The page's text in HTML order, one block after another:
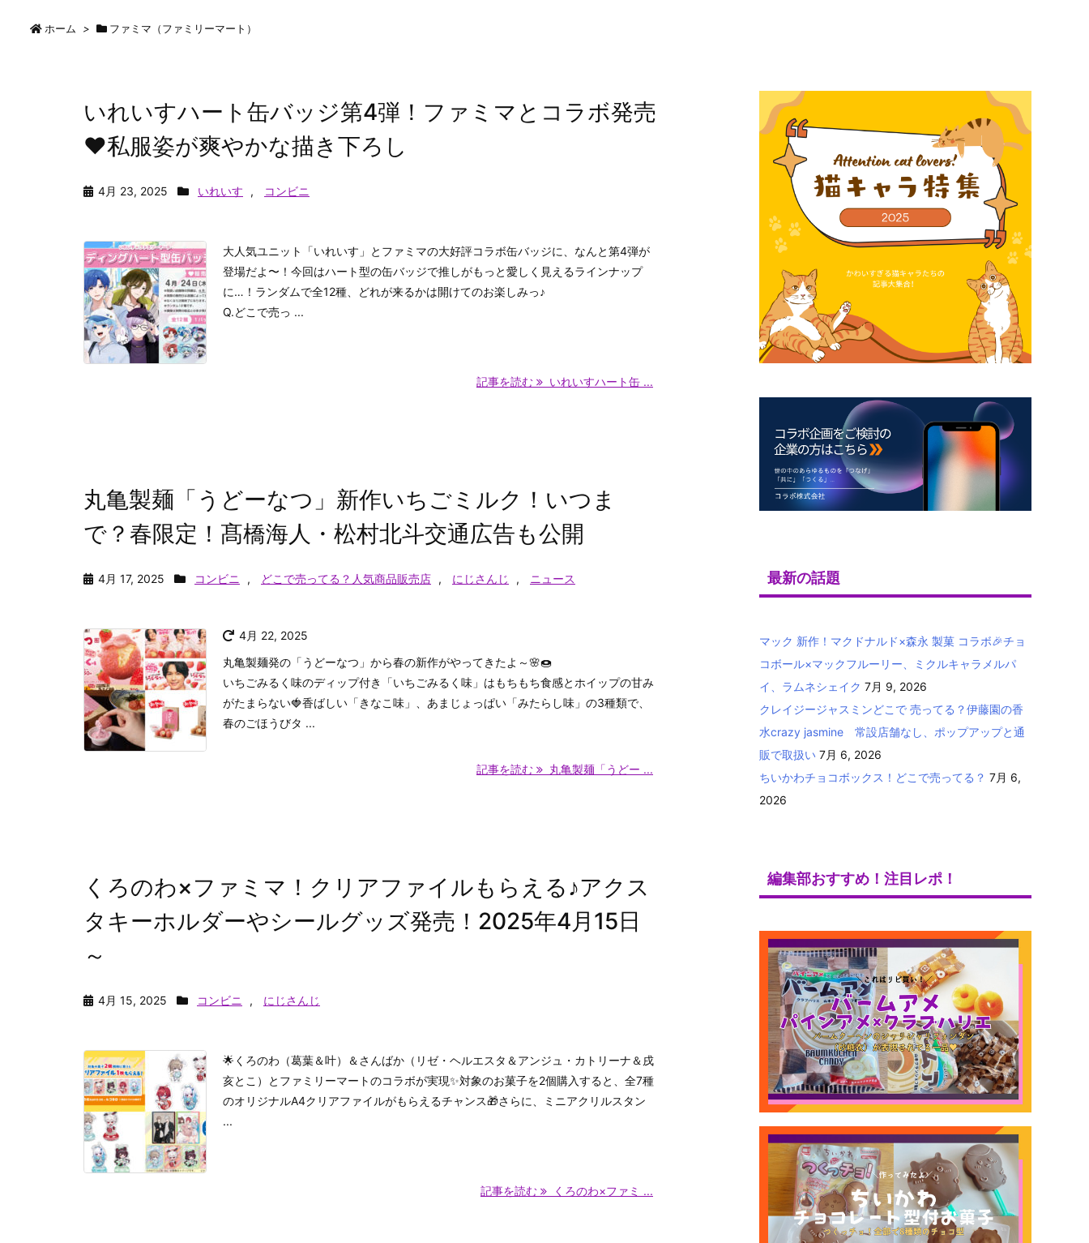
ホーム > ファミマ（ファミリーマート）
いれいすハート缶バッジ第4弾！ファミマとコラボ発売
♥私服姿が爽やかな描き下ろし
4月 23, 2025 いれいす , コンビニ
大人気ユニット「いれいす」とファミマの大好評コラボ缶バッジに、なんと第4弾が
登場だよ〜！今回はハート型の缶バッジで推しがもっと愛しく見えるラインナップ
に…！ランダムで全12種、どれが来るかは開けてのお楽しみっ♪
Q.どこで売っ ...
記事を読む いれいすハート缶 ...
丸亀製麺「うどーなつ」新作いちごミルク！いつま
で？春限定！髙橋海人・松村北斗交通広告も公開
4月 17, 2025 コンビニ , どこで売ってる？人気商品販売店 , にじさんじ , ニュース
4月 22, 2025
丸亀製麺発の「うどーなつ」から春の新作がやってきたよ～🌸🍩
いちごみるく味のディップ付き「いちごみるく味」はもちもち食感とホイップの甘み
がたまらない🍓香ばしい「きなこ味」、あまじょっぱい「みたらし味」の3種類で、
春のごほうびタ ...
記事を読む 丸亀製麺「うどー ...
くろのわ×ファミマ！クリアファイルもらえる♪アクス
タキーホルダーやシールグッズ発売！2025年4月15日
～
4月 15, 2025 コンビニ , にじさんじ
🌟くろのわ（葛葉＆叶）＆さんばか（リゼ・ヘルエスタ＆アンジュ・カトリーナ＆戌
亥とこ）とファミリーマートのコラボが実現✨​対象のお菓子を2個購入すると、全7種
のオリジナルA4クリアファイルがもらえるチャンス🎁​さらに、ミニアクリルスタン
...
記事を読む くろのわ×ファミ ...
最新の話題
マック 新作！マクドナルド×森永 製菓 コラボ🎉チョ
コボール×マックフルーリー、ミクルキャラメルパ
イ、ラムネシェイク 7月 9, 2026
クレイジージャスミンどこで 売ってる？伊藤園の香
水crazy jasmine 常設店舗なし、ポップアップと通
販で取扱い 7月 6, 2026
ちいかわチョコボックス！どこで売ってる？ 7月 6,
2026
編集部おすすめ！注目レポ！